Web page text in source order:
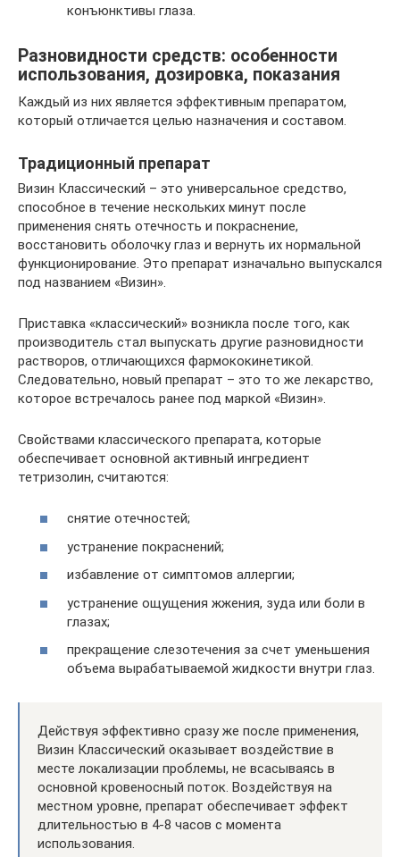
конъюнктивы глаза.
Разновидности средств: особенности
использования, дозировка, показания
Каждый из них является эффективным препаратом,
который отличается целью назначения и составом.
Традиционный препарат
Визин Классический – это универсальное средство,
способное в течение нескольких минут после
применения снять отечность и покраснение,
восстановить оболочку глаз и вернуть их нормальной
функционирование. Это препарат изначально выпускался
под названием «Визин».
Приставка «классический» возникла после того, как
производитель стал выпускать другие разновидности
растворов, отличающихся фармококинетикой.
Следовательно, новый препарат – это то же лекарство,
которое встречалось ранее под маркой «Визин».
Свойствами классического препарата, которые
обеспечивает основной активный ингредиент
тетризолин, считаются:
снятие отечностей;
устранение покраснений;
избавление от симптомов аллергии;
устранение ощущения жжения, зуда или боли в
глазах;
прекращение слезотечения за счет уменьшения
объема вырабатываемой жидкости внутри глаз.
Действуя эффективно сразу же после применения,
Визин Классический оказывает воздействие в
месте локализации проблемы, не всасываясь в
основной кровеносный поток. Воздействуя на
местном уровне, препарат обеспечивает эффект
длительностью в 4-8 часов с момента
использования.